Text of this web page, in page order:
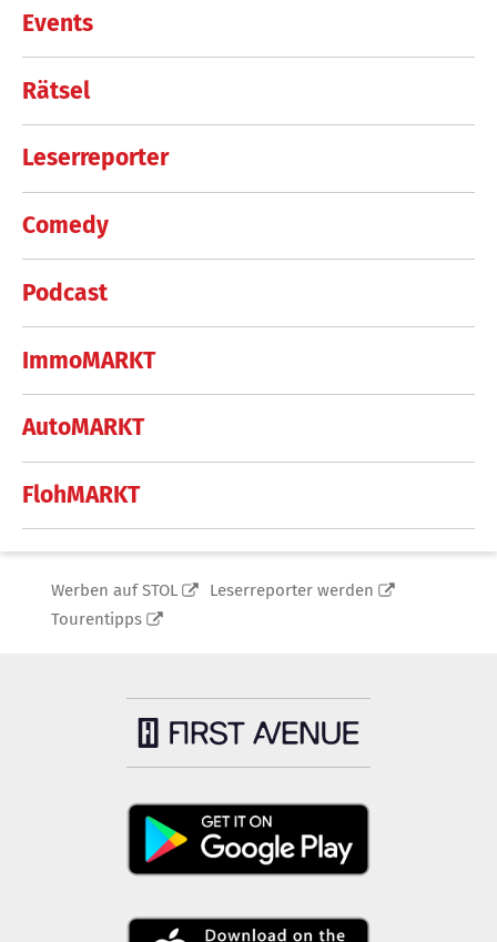
Events
Rätsel
Leserreporter
Comedy
Podcast
ImmoMARKT
AutoMARKT
FlohMARKT
Werben auf STOL
Leserreporter werden
Tourentipps